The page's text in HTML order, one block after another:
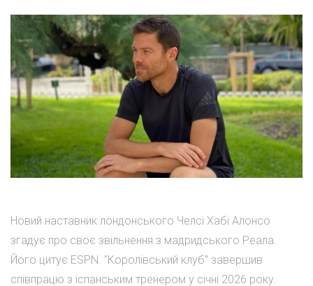
Новий наставник лондонського Челсі Хабі Алонсо
згадує про своє звільнення з мадридського Реала.
Його цитує ESPN. "Королівський клуб" завершив
співпрацю з іспанським тренером у січні 2026 року.